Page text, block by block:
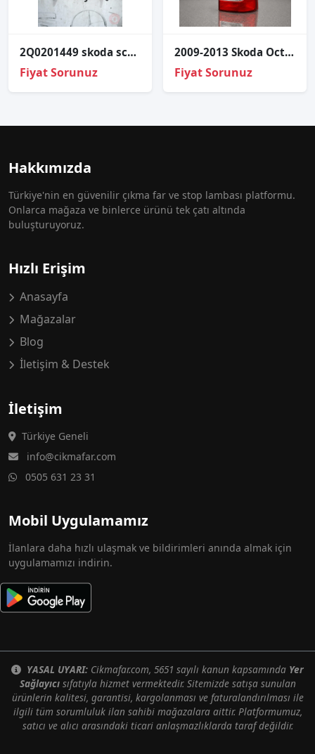
2Q0201449 skoda scala 2020 tesisat tutucu
Fiyat Sorunuz
2009-2013 Skoda Octavia Arka Stop Lambası Sağ Sol
Fiyat Sorunuz
Hakkımızda
Türkiye'nin en güvenilir çıkma far ve stop lambası platformu.
Onlarca mağaza ve binlerce ürünü tek çatı altında
buluşturuyoruz.
Hızlı Erişim
Anasayfa
Mağazalar
Blog
İletişim & Destek
İletişim
Türkiye Geneli
info@cikmafar.com
0505 631 23 31
Mobil Uygulamamız
İlanlara daha hızlı ulaşmak ve bildirimleri anında almak için
uygulamamızı indirin.
YASAL UYARI: Cikmafar.com, 5651 sayılı kanun kapsamında Yer
Sağlayıcısıfatıyla hizmet vermektedir. Sitemizde satışa sunulan
ürünlerin kalitesi, garantisi, kargolanması ve faturalandırılması ile
ilgili tüm sorumluluk ilan sahibi mağazalara aittir. Platformumuz,
satıcı ve alıcı arasındaki ticari anlaşmazlıklarda taraf değildir.